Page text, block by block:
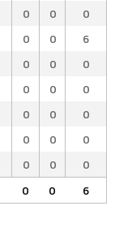
0 0
0
0 0
6
0 0
0
0 0
0
0 0
0
0 0
0
0 0
0
0 0 6